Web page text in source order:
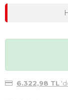
6.322,98 TL